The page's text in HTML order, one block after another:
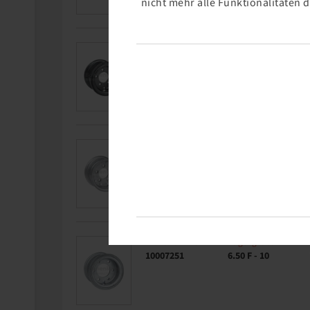
Artikelnummer Felgengröße
Artikelnummer
10007251
Felgengröße
6.50 F - 10